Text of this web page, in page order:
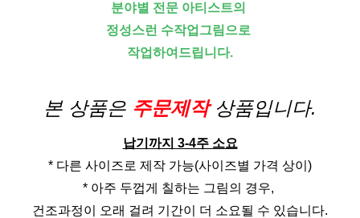
분야별 전문 아티스트의
정성스런 수작업그림으로
작업하여드립니다.
본 상품은 주문제작 상품입니다.
납기까지 3-4주 소요
* 다른 사이즈로 제작 가능(사이즈별 가격 상이)
* 아주 두껍게 칠하는 그림의 경우,
건조과정이 오래 걸려 기간이 더 소요될 수 있습니다.